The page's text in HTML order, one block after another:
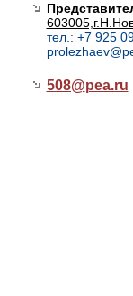
тел.: +7 925
508@pea.ru